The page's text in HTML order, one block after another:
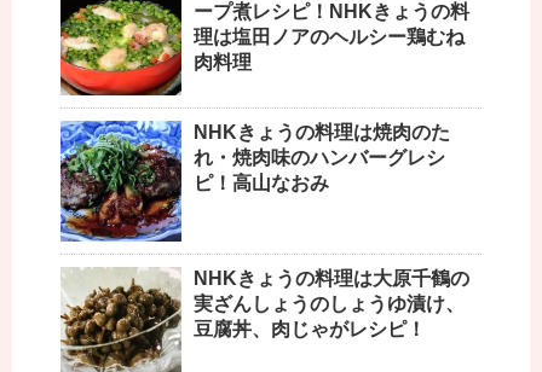
ープ煮レシピ！NHKきょうの料
理は塩田ノアのヘルシー鶏むね
肉料理
NHKきょうの料理は焼肉のた
れ・焼肉味のハンバーグレシ
ピ！高山なおみ
NHKきょうの料理は大原千鶴の
実ざんしょうのしょうゆ漬け、
豆腐丼、肉じゃがレシピ！